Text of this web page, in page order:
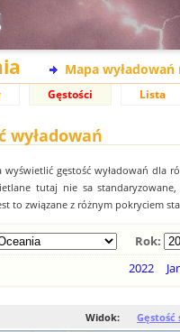
Mapa wyładowań
Gęstości Lista
wyładowań
wyświetlić gęstość wyładowań dla
tutaj nie sa
to związane z różnym pokryciem
Rok:
2022
Widok: Gęstość